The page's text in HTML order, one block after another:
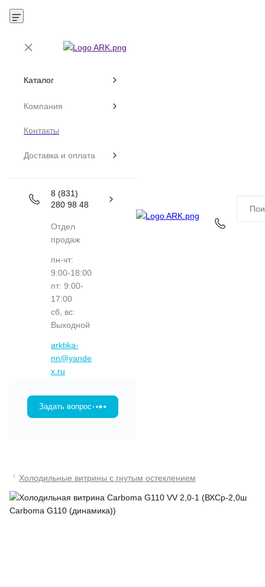
Каталог
Компания
Контакты
Доставка и оплата
8 (831)
280 98 48
Отдел
продаж
пн-чт:
9:00-18:00
пт: 9:00-
17:00
сб, вс:
Выходной
arktika-
nn@yande
x.ru
Задать вопрос
Холодильные витрины с гнутым остеклением